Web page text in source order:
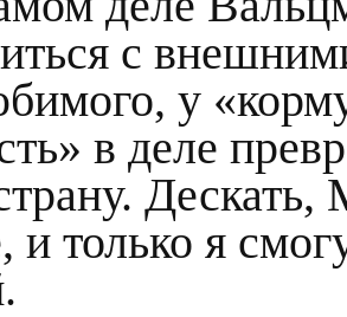
с
у
в деле
и только я